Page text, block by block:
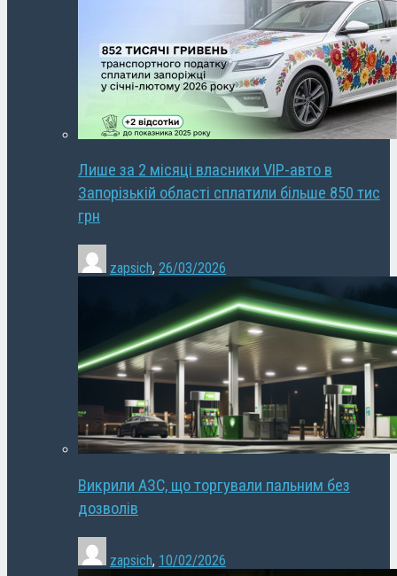
Лише за 2 місяці власники VIP-авто в
Запорізькій області сплатили більше 850 тис
грн
zapsich, 26/03/2026
Викрили АЗС, що торгували пальним без
дозволів
zapsich, 10/02/2026